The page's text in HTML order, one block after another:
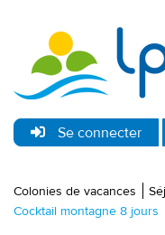
Se connecter
Colonies de vacances
Cocktail montagne 8 jours